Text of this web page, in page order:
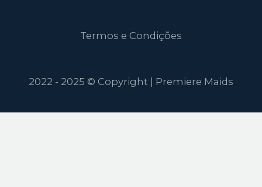
Termos e Condições
2022 - 2025 © Copyright | Premiere Maids